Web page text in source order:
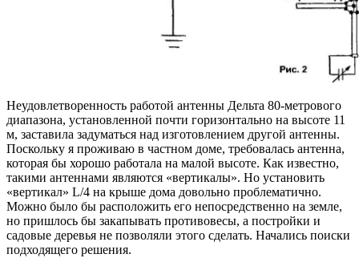
Неудовлетворенность работой антенны Дельта 80-метрового
диапазона, установленной почти горизонтально на высоте 11
м, заставила задуматься над изготовлением другой антенны.
Поскольку я проживаю в частном доме, требовалась антенна,
которая бы хорошо работала на малой высоте. Как известно,
такими антеннами являются «вертикалы». Но установить
«вертикал» L/4 на крыше дома довольно проблематично.
Можно было бы расположить его непосредственно на земле,
но пришлось бы закапывать противовесы, а постройки и
садовые деревья не позволяли этого сделать. Начались поиски
подходящего решения.